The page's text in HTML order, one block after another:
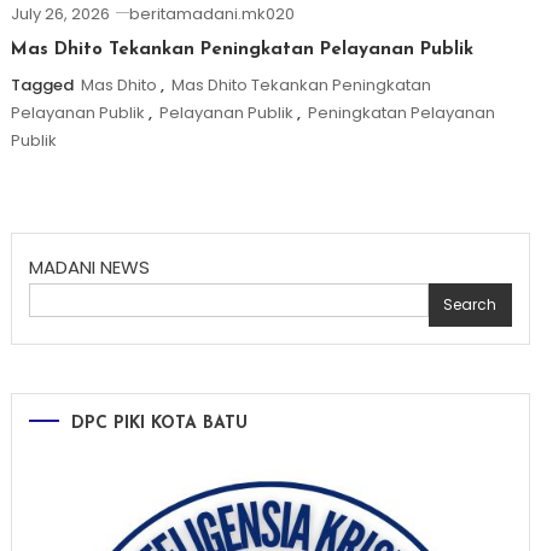
July 26, 2026 beritamadani.mk020
Mas Dhito Tekankan Peningkatan Pelayanan Publik
Tagged Mas Dhito , Mas Dhito Tekankan Peningkatan
Pelayanan Publik , Pelayanan Publik , Peningkatan Pelayanan
Publik
MADANI NEWS
Search
DPC PIKI KOTA BATU